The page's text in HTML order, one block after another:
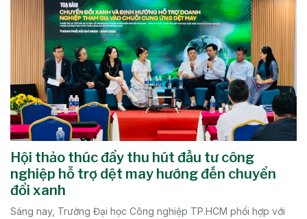
Hội thảo thúc đẩy thu hút đầu tư công
nghiệp hỗ trợ dệt may hướng đến chuyển
đổi xanh
Sáng nay, Trường Đại học Công nghiệp TP.HCM phối hợp với